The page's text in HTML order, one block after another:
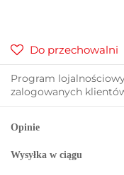
Do przechowalni
Program
zalogowanych
Opinie
Wysyłka w ciągu